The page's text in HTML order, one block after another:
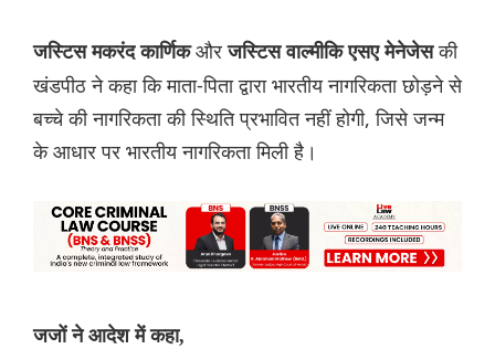
जस्टिस मकरंद कार्णिकऔरजस्टिस वाल्मीकि एसए मेनेजेसकी
खंडपीठ ने कहा कि माता-पिता द्वारा भारतीय नागरिकता छोड़ने से
बच्चे की नागरिकता की स्थिति प्रभावित नहीं होगी, जिसे जन्म
के आधार पर भारतीय नागरिकता मिली है।
जजों ने आदेश में कहा,